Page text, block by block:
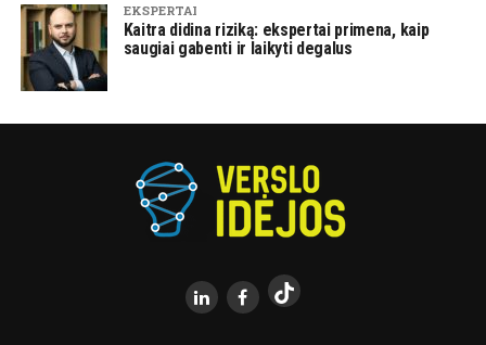
EKSPERTAI
Kaitra didina riziką: ekspertai primena, kaip
saugiai gabenti ir laikyti degalus